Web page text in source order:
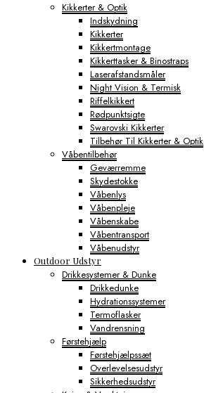
Kikkerter & Optik
Indskydning
Kikkerter
Kikkertmontage
Kikkerttasker & Binostraps
Laserafstandsmåler
Night Vision & Termisk
Riffelkikkert
Rødpunktsigte
Swarovski Kikkerter
Tilbehør Til Kikkerter & Optik
Våbentilbehør
Geværremme
Skydestokke
Våbenlys
Våbenpleje
Våbenskabe
Våbentransport
Våbenudstyr
Outdoor Udstyr
Drikkesystemer & Dunke
Drikkedunke
Hydrationssystemer
Termoflasker
Vandrensning
Førstehjælp
Førstehjælpssæt
Overlevelsesudstyr
Sikkerhedsudstyr